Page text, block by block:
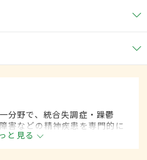
分野で、統合失調症・躁鬱
害などの精神疾患を専門的に
と見る